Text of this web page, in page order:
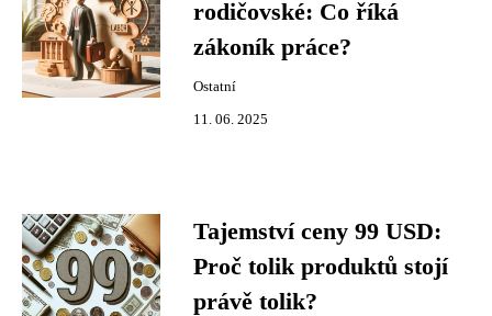
rodičovské: Co říká
zákoník práce?
Ostatní
11. 06. 2025
Tajemství ceny 99 USD:
Proč tolik produktů stojí
právě tolik?